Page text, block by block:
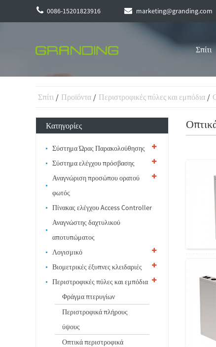
0086-15201823916 marketing@granding.com
Σπίτι
Σπίτι Προϊόντα Περιστροφικές πύλες και εμπόδια
Κατηγορίες
Σύστημα Ώρας Παρακολούθησης
Σύστημα ελέγχου πρόσβασης
Αναγνώριση προσώπου ορατού
φωτός
Πίνακας ελέγχου Access Controller
Αναγνώστης δαχτυλικού
αποτυπώματος
Λογισμικό
Βιομετρικές έξυπνες κλειδαριές
Περιστροφικές πύλες και εμπόδια
Φράγμα πτερυγίων
Περιστροφικά πλήρους
ύψους
Οπτικά περιστροφικά